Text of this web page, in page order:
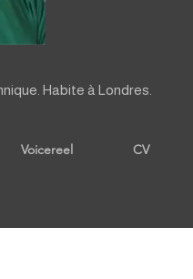
Habite à Londres.
Voicereel CV